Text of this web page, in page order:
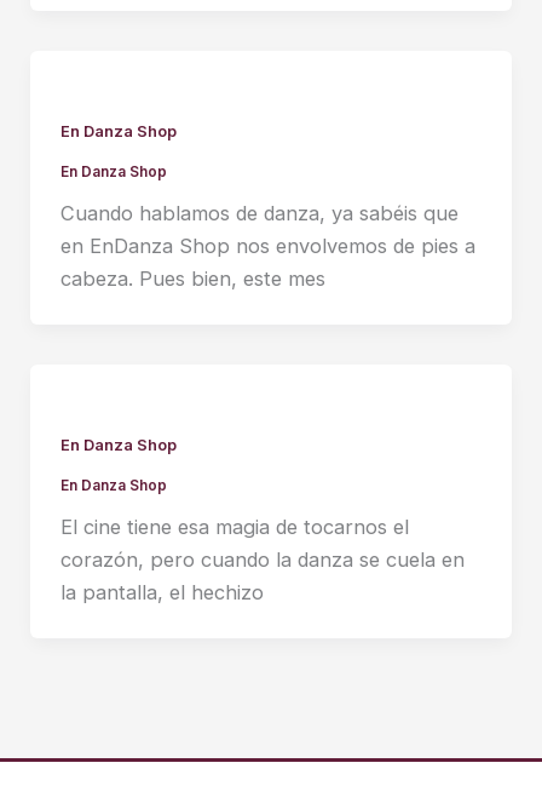
En Danza Shop
En Danza Shop
Cuando hablamos de danza, ya sabéis que
en EnDanza Shop nos envolvemos de pies a
cabeza. Pues bien, este mes
En Danza Shop
En Danza Shop
El cine tiene esa magia de tocarnos el
corazón, pero cuando la danza se cuela en
la pantalla, el hechizo